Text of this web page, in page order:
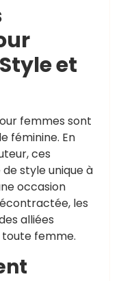
et
femmes sont
féminine. En
ces
style unique à
occasion
les
alliées
toute femme.